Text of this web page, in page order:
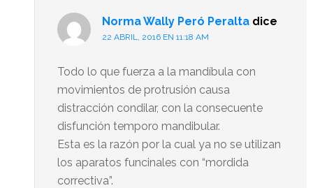
Norma Wally Peró Peralta dice
22 ABRIL, 2016 EN 11:18 AM
Todo lo que fuerza a la mandíbula con
movimientos de protrusión causa
distracción condilar, con la consecuente
disfunción temporo mandibular.
Esta es la razón por la cual ya no se utilizan
los aparatos funcinales con “mordida
correctiva”.